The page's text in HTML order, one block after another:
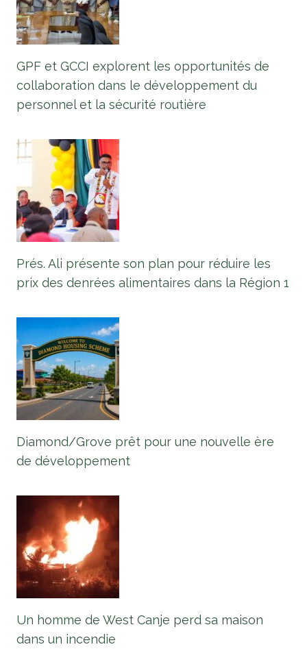
GPF et GCCI explorent les opportunités de
collaboration dans le développement du
personnel et la sécurité routière
Prés. Ali présente son plan pour réduire les
prix des denrées alimentaires dans la Région 1
Diamond/Grove prêt pour une nouvelle ère
de développement
Un homme de West Canje perd sa maison
dans un incendie